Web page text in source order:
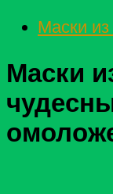
Маски из
Маски